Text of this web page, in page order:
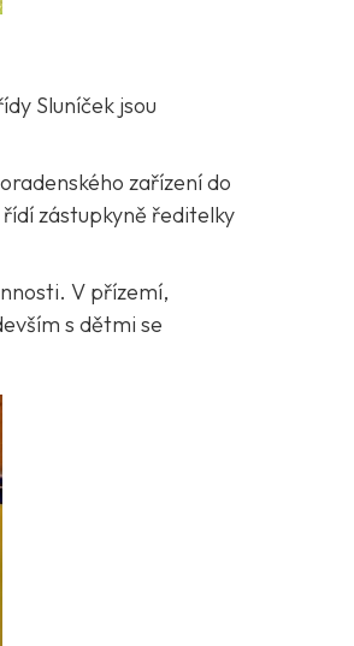
Sluníček jsou
zařízení do
zástupkyně ředitelky
V přízemí,
s dětmi se